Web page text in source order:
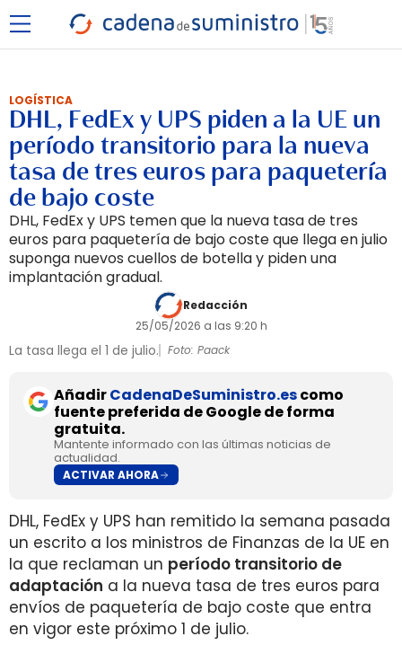
LOGÍSTICA
DHL, FedEx y UPS piden a la UE un
período transitorio para la nueva
tasa de tres euros para paquetería
de bajo coste
DHL, FedEx y UPS temen que la nueva tasa de tres
euros para paquetería de bajo coste que llega en julio
suponga nuevos cuellos de botella y piden una
implantación gradual.
Redacción
25/05/2026 a las 9:20 h
La tasa llega el 1 de julio. Foto: Paack
AñadirCadenaDeSuministro.escomo
fuente preferida de Google de forma
gratuita.
Mantente informado con las últimas noticias de
actualidad.
ACTIVAR AHORA
DHL, FedEx y UPS han remitido la semana pasada
un escrito a los ministros de Finanzas de la UE en
la que reclaman un período transitorio de
adaptación a la nueva tasa de tres euros para
envíos de paquetería de bajo coste que entra
en vigor este próximo 1 de julio.